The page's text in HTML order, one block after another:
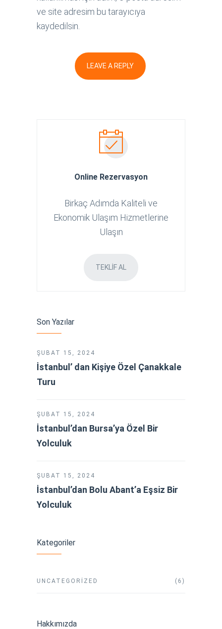
ve site adresim bu tarayıcıya
kaydedilsin.
Online Rezervasyon
Birkaç Adımda Kaliteli ve
Ekonomik Ulaşım Hizmetlerine
Ulaşın
TEKLIF AL
Son Yazılar
ŞUBAT 15, 2024
İstanbul’ dan Kişiye Özel Çanakkale
Turu
ŞUBAT 15, 2024
İstanbul’dan Bursa’ya Özel Bir
Yolculuk
ŞUBAT 15, 2024
İstanbul’dan Bolu Abant’a Eşsiz Bir
Yolculuk
Kategoriler
UNCATEGORIZED (6)
Hakkımızda